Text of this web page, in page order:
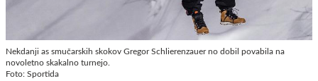
Nekdanji as smučarskih skokov Gregor Schlierenzauer no dobil povabila na
novoletno skakalno turnejo.
Foto: Sportida